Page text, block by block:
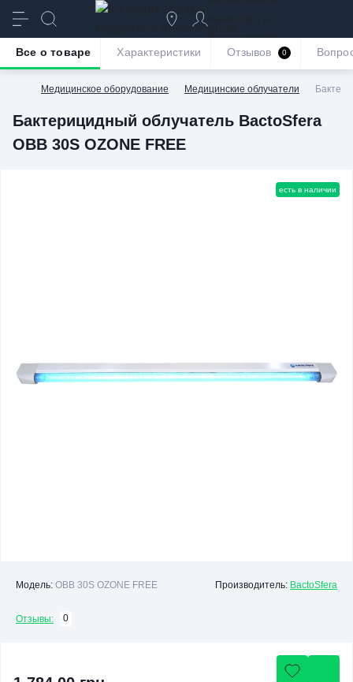
безупречное
обслуживание
Медицинское оборудование Медицинские облучатели
Бактерицидный облучатель BactoSfera
OBB 30S OZONE FREE
Все о товаре Характеристики Отзывов 0
есть в наличии
Модель: OBB 30S OZONE FREE Производитель: BactoSfera
Отзывы: 0